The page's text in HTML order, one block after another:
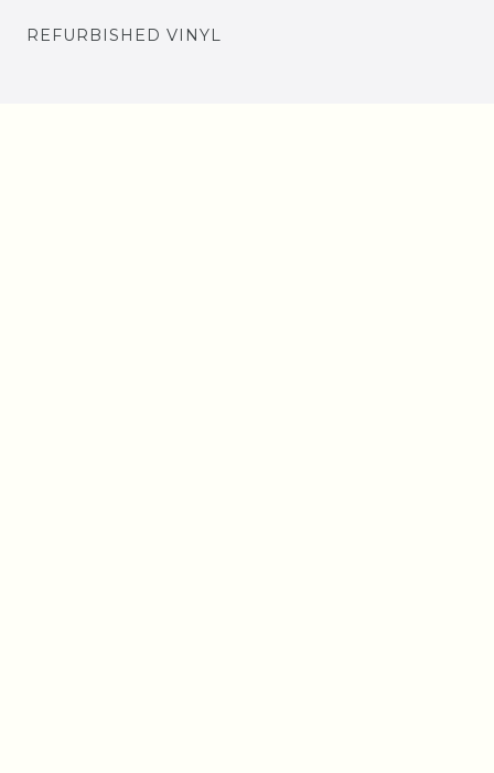
REFURBISHED VINYL